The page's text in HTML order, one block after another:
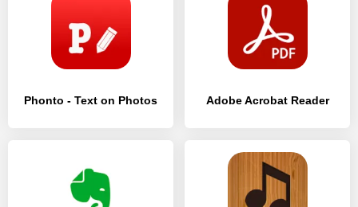
Phonto - Text on Photos Adobe Acrobat Reader